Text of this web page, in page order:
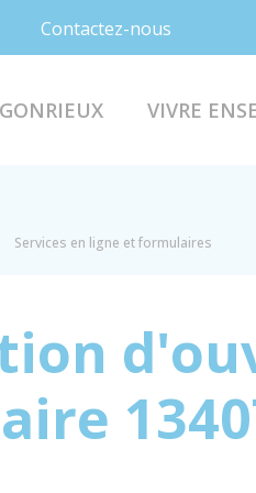
Contactez-nous
VIVRE
Services en ligne et formulaires